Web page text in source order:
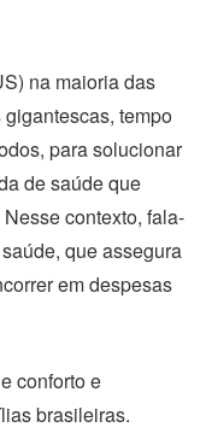
na maioria das
tempo
para solucionar
de saúde que
contexto, fala-
que assegura
em despesas
conforto e
brasileiras.